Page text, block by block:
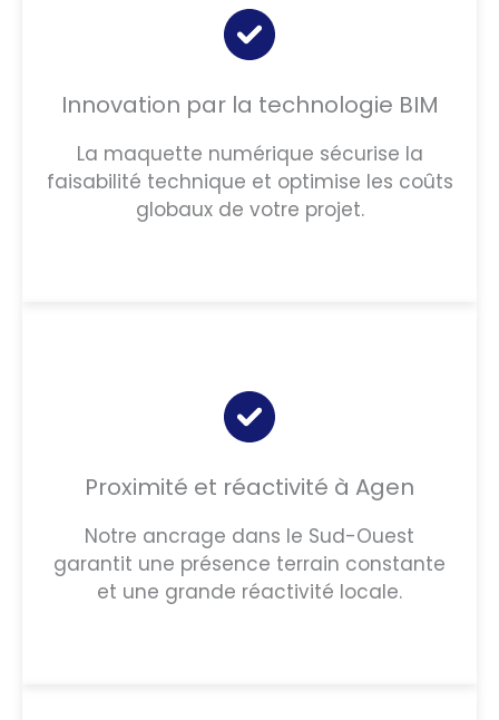
Innovation par la technologie BIM
La maquette numérique sécurise la
faisabilité technique et optimise les coûts
globaux de votre projet.
Proximité et réactivité à Agen
Notre ancrage dans le Sud-Ouest
garantit une présence terrain constante
et une grande réactivité locale.